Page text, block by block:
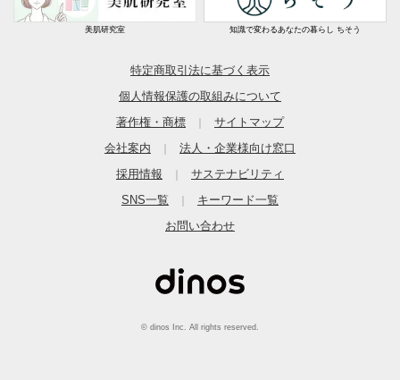
美肌研究室 知識で変わるあなたの暮らし ちそう
特定商取引法に基づく表示
個人情報保護の取組みについて
著作権・商標
サイトマップ
会社案内
法人・企業様向け窓口
採用情報
サステナビリティ
SNS一覧
キーワード一覧
お問い合わせ
© dinos Inc. All rights reserved.